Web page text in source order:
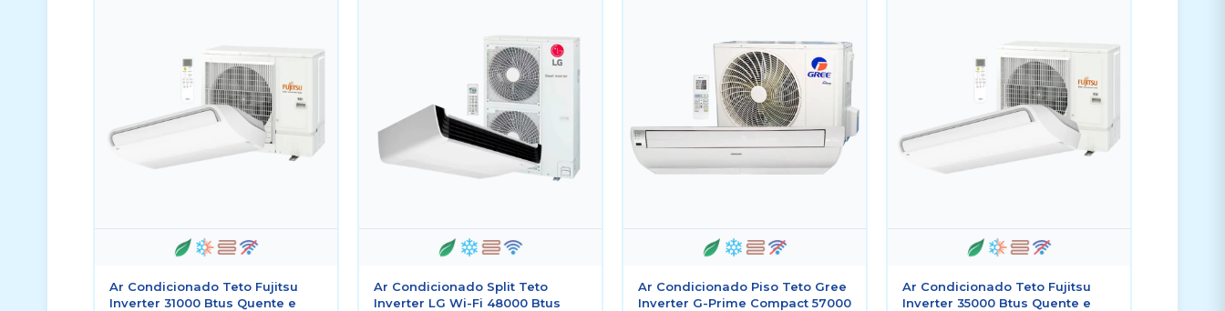
Ar Condicionado Teto Fujitsu
Inverter 31000 Btus Quente e
Ar Condicionado Split Teto
Inverter LG Wi-Fi 48000 Btus
Ar Condicionado Piso Teto Gree
Inverter G-Prime Compact 57000
Ar Condicionado Teto Fujitsu
Inverter 35000 Btus Quente e